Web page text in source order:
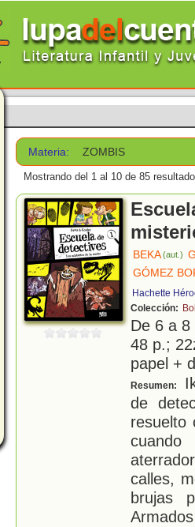
Materia: ZOMBIS
Mostrando del 1 al 10 de 85
BEKA(aut.)
GÓMEZ
Hachette
Colección:
De 6 a
48 p.;
papel +
Resumen:
de
resuelto
calles,
brujas